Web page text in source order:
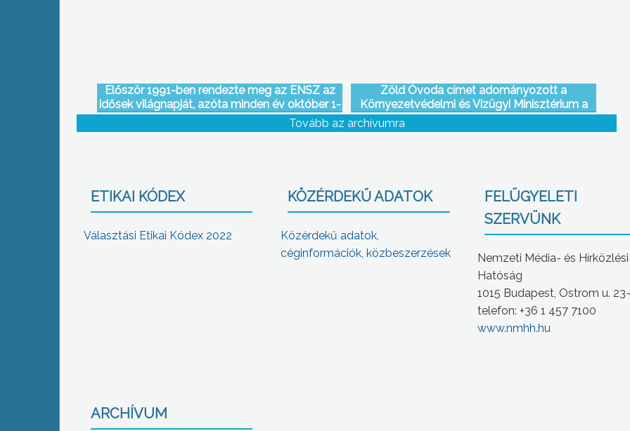
Először 1991-ben rendezte meg az ENSZ az
idősek világnapját, azóta minden év október 1-
jén megemlékezünk a szépkorúakról
Zöld Óvoda címet adományozott a
Környezetvédelmi és Vízügyi Minisztérium a
Mátrafüredi Tagóvodának
Tovább az archívumra
ETIKAI KÓDEX
Választási Etikai Kódex 2022
KÖZÉRDEKŰ ADATOK
Közérdekű adatok,
céginformációk, közbeszerzések
FELÜGYELETI
SZERVÜNK
Nemzeti Média- és Hírközlési
Hatóság
1015 Budapest, Ostrom u.
telefon: +36 1 457 7100
www.nmhh.hu
ARCHÍVUM